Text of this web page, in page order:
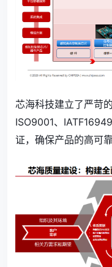
芯海科技建立了严苛
ISO9001、
证，确保产品的高可靠